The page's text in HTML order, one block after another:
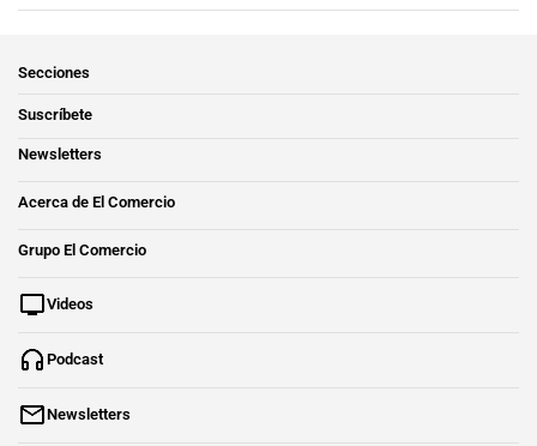
Secciones
Suscríbete
Newsletters
Acerca de El Comercio
Grupo El Comercio
Videos
Podcast
Newsletters